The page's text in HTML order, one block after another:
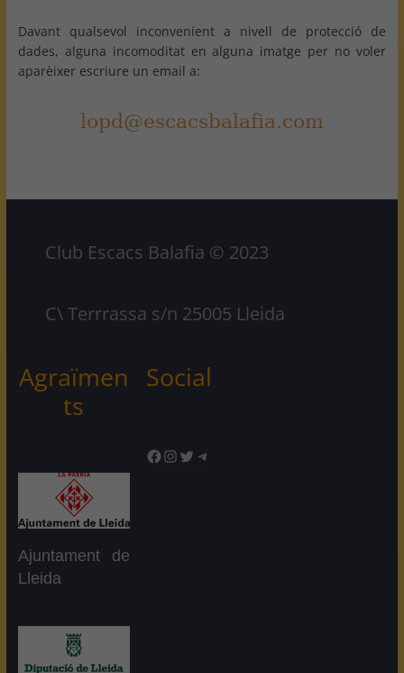
Davant qualsevol inconvenient a nivell de protecció de
dades, alguna incomoditat en alguna imatge per no voler
aparèixer escriure un email a:
Club Escacs Balafia © 2023
C\ Terrrassa s/n 25005 Lleida
Agraïmen
ts
Ajuntament de
Lleida
Social
Facebook
Instagram
TwitterTelegram